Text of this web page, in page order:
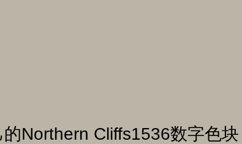
Northern Cliffs1536数字色块